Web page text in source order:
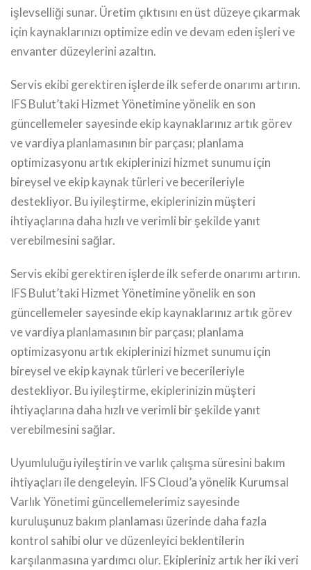
işlevselliği sunar. Üretim çıktısını en üst düzeye çıkarmak
için kaynaklarınızı optimize edin ve devam eden işleri ve
envanter düzeylerini azaltın.
Servis ekibi gerektiren işlerde ilk seferde onarımı artırın.
IFS Bulut’taki Hizmet Yönetimine yönelik en son
güncellemeler sayesinde ekip kaynaklarınız artık görev
ve vardiya planlamasının bir parçası; planlama
optimizasyonu artık ekiplerinizi hizmet sunumu için
bireysel ve ekip kaynak türleri ve becerileriyle
destekliyor. Bu iyileştirme, ekiplerinizin müşteri
ihtiyaçlarına daha hızlı ve verimli bir şekilde yanıt
verebilmesini sağlar.
Servis ekibi gerektiren işlerde ilk seferde onarımı artırın.
IFS Bulut’taki Hizmet Yönetimine yönelik en son
güncellemeler sayesinde ekip kaynaklarınız artık görev
ve vardiya planlamasının bir parçası; planlama
optimizasyonu artık ekiplerinizi hizmet sunumu için
bireysel ve ekip kaynak türleri ve becerileriyle
destekliyor. Bu iyileştirme, ekiplerinizin müşteri
ihtiyaçlarına daha hızlı ve verimli bir şekilde yanıt
verebilmesini sağlar.
Uyumluluğu iyileştirin ve varlık çalışma süresini bakım
ihtiyaçları ile dengeleyin. IFS Cloud’a yönelik Kurumsal
Varlık Yönetimi güncellemelerimiz sayesinde
kuruluşunuz bakım planlaması üzerinde daha fazla
kontrol sahibi olur ve düzenleyici beklentilerin
karşılanmasına yardımcı olur. Ekipleriniz artık her iki veri